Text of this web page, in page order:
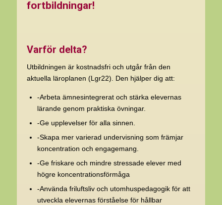
fortbildningar!
Varför delta?
Utbildningen är kostnadsfri och utgår från den
aktuella läroplanen (Lgr22). Den hjälper dig att:
-Arbeta ämnesintegrerat och stärka elevernas
lärande genom praktiska övningar.
-Ge upplevelser för alla sinnen.
-Skapa mer varierad undervisning som främjar
koncentration och engagemang.
-Ge friskare och mindre stressade elever med
högre koncentrationsförmåga
-Använda friluftsliv och utomhuspedagogik för att
utveckla elevernas förståelse för hållbar